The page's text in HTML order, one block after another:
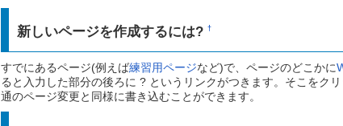
新しいページを作成するには?†
すでにあるページ(例えば練習用ページなど)で、ページのどこかに
ると入力した部分の後ろに ? というリンクがつきます。そこをク
通のページ変更と同様に書き込むことができます。